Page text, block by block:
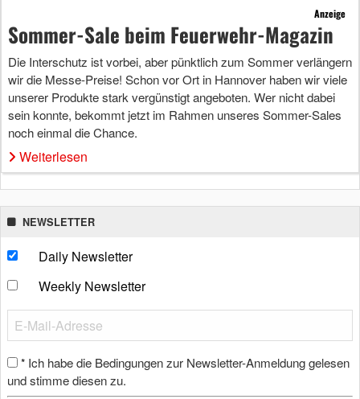
Anzeige
Sommer-Sale beim Feuerwehr-Magazin
Die Interschutz ist vorbei, aber pünktlich zum Sommer verlängern
wir die Messe-Preise! Schon vor Ort in Hannover haben wir viele
unserer Produkte stark vergünstigt angeboten. Wer nicht dabei
sein konnte, bekommt jetzt im Rahmen unseres Sommer-Sales
noch einmal die Chance.
Weiterlesen
NEWSLETTER
Daily Newsletter
Weekly Newsletter
* Ich habe die Bedingungen zur Newsletter-Anmeldung gelesen
und stimme diesen zu.